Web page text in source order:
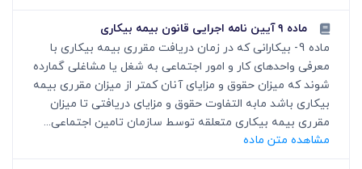
ماده ۹ آیین نامه اجرایی قانون بیمه بیکاری
ماده 9- بیکارانی که در زمان دریافت مقرری بیمه بیکاری با
معرفی واحدهای کار و امور اجتماعی به شغل یا مشاغلی گمارده
شوند که میزان حقوق و مزایای آنان کمتر از میزان مقرری بیمه
بیکاری باشد مابه التفاوت حقوق و مزایای دریافتی تا میزان
مقرری بیمه بیکاری متعلقه توسط سازمان تامین اجتماعی...
مشاهده متن ماده